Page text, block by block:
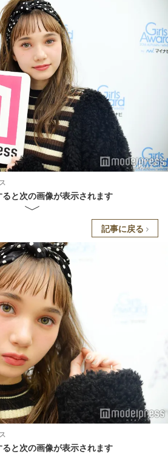
ると次の画像が表示されます
記事に戻る
ると次の画像が表示されます